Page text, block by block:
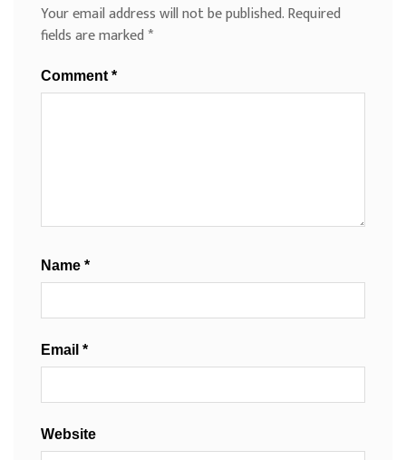
Your email address will not be published.Required
fields are marked*
Comment *
Name *
Email *
Website